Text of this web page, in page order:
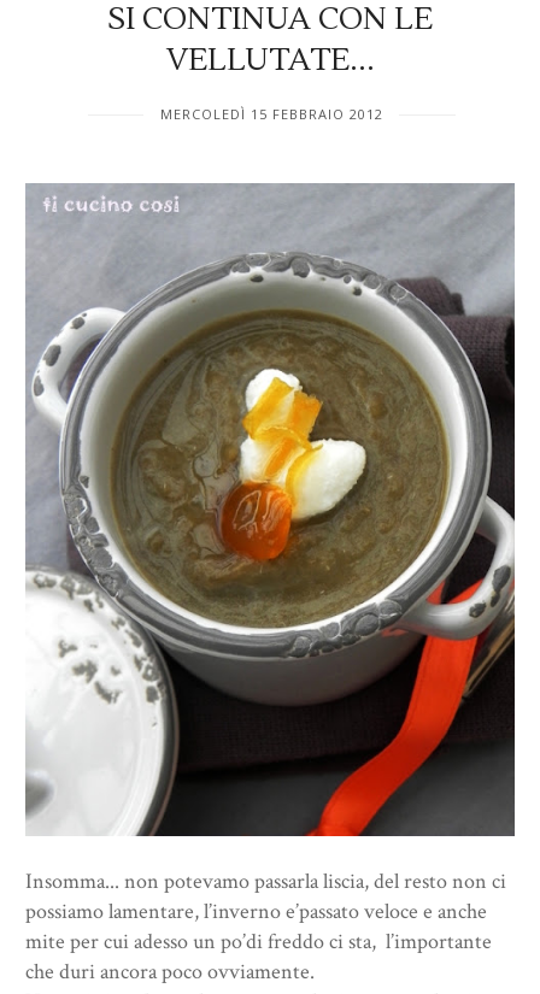
SI CONTINUA CON LE
VELLUTATE...
MERCOLEDÌ 15 FEBBRAIO 2012
Insomma... non potevamo passarla liscia, del resto non ci
possiamo lamentare, l’inverno e’passato veloce e anche
mite per cui adesso un po’di freddo ci sta, l’importante
che duri ancora poco ovviamente.